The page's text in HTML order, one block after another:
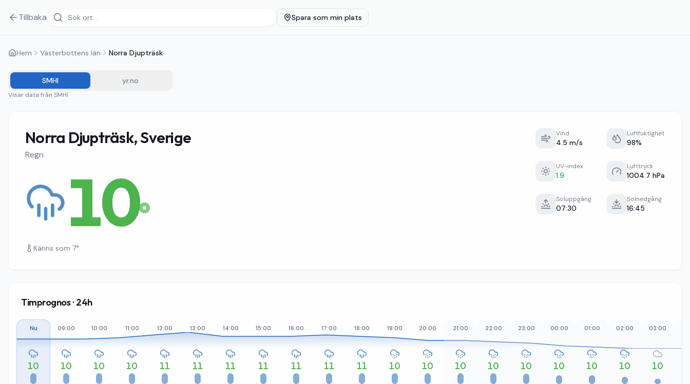
Tillbaka Spara som min plats
Hem Västerbottens län Norra Djupträsk
SMHI yr.no
Visar data från SMHI
Norra Djupträsk, Sverige
Regn
10°
Känns som 7°
Vind
4.5 m/s
Luftfuktighet
98%
UV-index
1.9
Lufttryck
1004.7 hPa
Soluppgång
07:30
Solnedgång
16:45
Timprognos · 24h
Nu
10
09:00
10
10:00
10
11:00
10
12:00
11
13:00
11
14:00
11
15:00
11
16:00
11
17:00
11
18:00
11
19:00
10
20:00
10
21:00
10
22:00
10
23:00
10
00:00
10
01:00
10
02:00
10
03:00
10